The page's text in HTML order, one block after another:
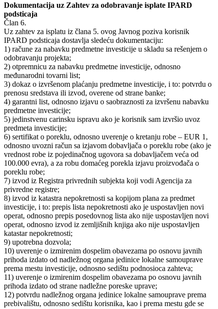
Dokumentacija uz Zahtev za odobravanje isplate IPARD
podsticaja
Član 6.
Uz zahtev za isplatu iz člana 5. ovog Javnog poziva korisnik
IPARD podsticaja dostavlja sledeću dokumentaciju:
1) račune za nabavku predmetne investicije u skladu sa rešenjem o
odobravanju projekta;
2) otpremnicu za nabavku predmetne investicije, odnosno
međunarodni tovarni list;
3) dokaz o izvršenom plaćanju predmetne investicije, i to: potvrdu o
prenosu sredstava ili izvod, overene od strane banke;
4) garantni list, odnosno izjavu o saobraznosti za izvršenu nabavku
predmetne investicije;
5) jedinstvenu carinsku ispravu ako je korisnik sam izvršio uvoz
predmeta investicije;
6) sertifikat o poreklu, odnosno uverenje o kretanju robe – EUR 1,
odnosno uvozni račun sa izjavom dobavljača o poreklu robe (ako je
vrednost robe iz pojedinačnog ugovora sa dobavljačem veća od
100.000 evra), a za robu domaćeg porekla izjavu proizvođača o
poreklu robe;
7) izvod iz Registra privrednih subjekta koji vodi Agencija za
privredne registre;
8) izvod iz katastra nepokretnosti sa kopijom plana za predmet
investicije, i to: prepis lista nepokretnosti ako je uspostavljen novi
operat, odnosno prepis posedovnog lista ako nije uspostavljen novi
operat, odnosno izvod iz zemljišnih knjiga ako nije uspostavljen
katastar nepokretnosti;
9) upotrebna dozvola;
10) uverenje o izmirenim dospelim obavezama po osnovu javnih
prihoda izdato od nadležnog organa jedinice lokalne samouprave
prema mestu investicije, odnosno sedištu podnosioca zahteva;
11) uverenje o izmirenim dospelim obavezama po osnovu javnih
prihoda izdato od strane nadležne poreske uprave;
12) potvrdu nadležnog organa jedinice lokalne samouprave prema
prebivalištu, odnosno sedištu korisnika, kao i prema mestu gde se